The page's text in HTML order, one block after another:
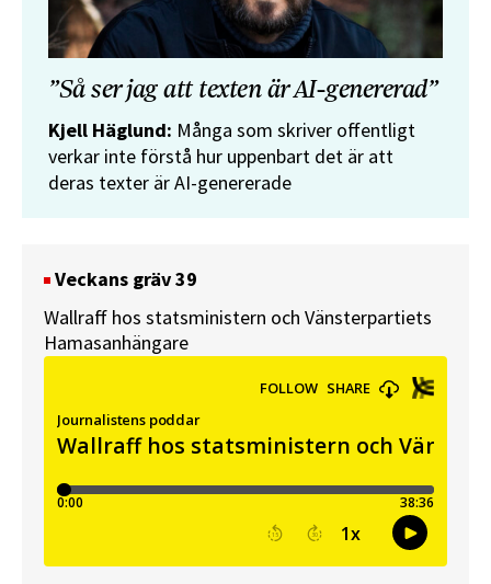
”Så ser jag att texten är AI-genererad”
Kjell Häglund: Många som skriver offentligt
verkar inte förstå hur uppenbart det är att
deras texter är AI-genererade
Veckans gräv 39
Wallraff hos statsministern och Vänsterpartiets
Hamasanhängare